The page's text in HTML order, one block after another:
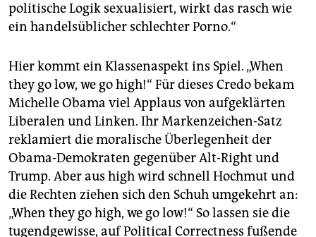
politische Logik sexualisiert, wirkt das rasch wie
ein handelsüblicher schlechter Porno.“
Hier kommt ein Klassenaspekt ins Spiel. „When
they go low, we go high!“ Für dieses Credo bekam
Michelle Obama viel Applaus von aufgeklärten
Liberalen und Linken. Ihr Markenzeichen-Satz
reklamiert die moralische Überlegenheit der
Obama-Demokraten gegenüber Alt-Right und
Trump. Aber aus high wird schnell Hochmut und
die Rechten ziehen sich den Schuh umgekehrt an:
„When they go high, we go low!“ So lassen sie die
tugendgewisse, auf Political Correctness fußende